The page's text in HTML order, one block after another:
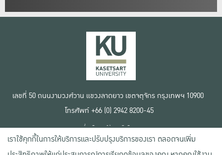
เลขที่ 50 ถนนงามวงศ์วาน แขวงลาดยาว เขตจตุจักร กรุงเทพฯ 10900
โทรศัพท์ +66 (0) 2942 8200-45
เงื่อนไขการใช้งานเว็บไซต์
ข้อตกลงด้านสิทธิ์ใช้งาน
นโยบายความเป็นส่วนตัว
เราใช้คุกกี้ในการให้บริการและปรับปรุงบริการของเรา ตลอดจนเพิ่ม